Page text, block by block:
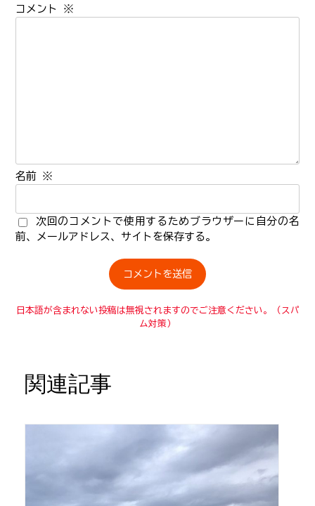
コメント ※
名前 ※
次回のコメントで使用するためブラウザーに自分の名
前、メールアドレス、サイトを保存する。
日本語が含まれない投稿は無視されますのでご注意ください。（スパ
ム対策）
関連記事